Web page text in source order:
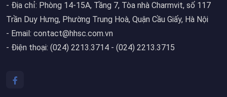
- Địa chỉ: Phòng 14-15A, Tầng 7, Tòa nhà Charmvit, số 117
Trần Duy Hưng, Phường Trung Hoà, Quận Cầu Giấy, Hà Nội
- Email: contact@hhsc.com.vn
- Điện thoại: (024) 2213.3714 - (024) 2213.3715